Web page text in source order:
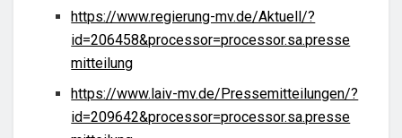
https://www.regierung-mv.de/Aktuell/?
id=206458&processor=processor.sa.presse
mitteilung
https://www.laiv-mv.de/Pressemitteilungen/?
id=209642&processor=processor.sa.presse